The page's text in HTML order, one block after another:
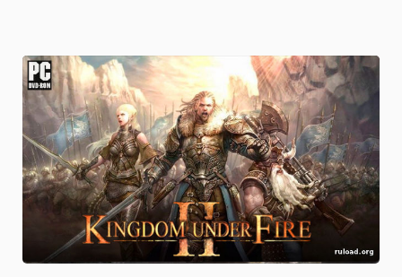
0.0